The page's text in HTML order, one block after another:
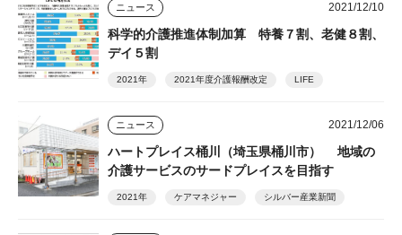
ニュース 2021/12/10
科学的介護推進体制加算 特養７割、老健８割、
デイ５割
2021年 2021年度介護報酬改定 LIFE
ニュース 2021/12/06
ハートプレイス桶川（埼玉県桶川市） 地域の
介護サービスのサードプレイスを目指す
2021年 ケアマネジャー シルバー産業新聞